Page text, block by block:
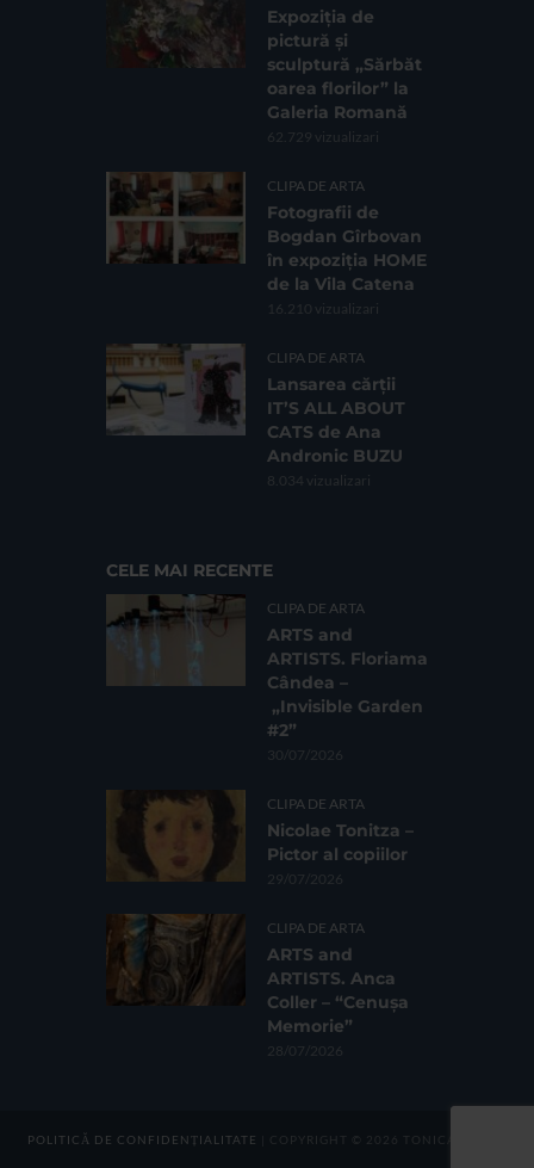
Expoziția de
pictură și
sculptură „Sărbăt
oarea florilor” la
Galeria Romană
62.729 vizualizari
CLIPA DE ARTA
Fotografii de
Bogdan Gîrbovan
în expoziția HOME
de la Vila Catena
16.210 vizualizari
CLIPA DE ARTA
Lansarea cărții
IT’S ALL ABOUT
CATS de Ana
Andronic BUZU
8.034 vizualizari
CELE MAI RECENTE
CLIPA DE ARTA
ARTS and
ARTISTS. Floriama
Cândea –
„Invisible Garden
#2”
30/07/2026
CLIPA DE ARTA
Nicolae Tonitza –
Pictor al copiilor
29/07/2026
CLIPA DE ARTA
ARTS and
ARTISTS. Anca
Coller – “Cenușa
Memorie”
28/07/2026
POLITICĂ DE CONFIDENȚIALITATE | COPYRIGHT © 2026 TONICA GROUP